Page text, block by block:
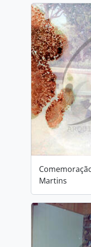
Martins